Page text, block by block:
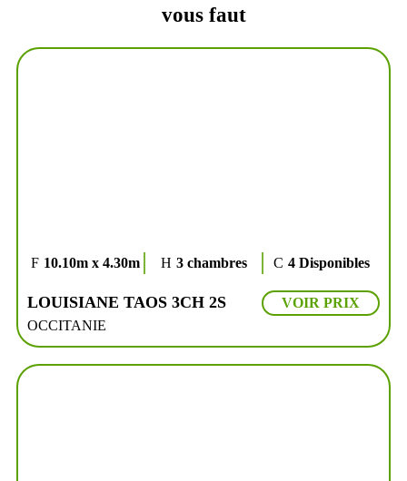
vous faut
10.10m x 4.30m 3 chambres 4 Disponibles
LOUISIANE TAOS 3CH 2S
OCCITANIE
VOIR PRIX